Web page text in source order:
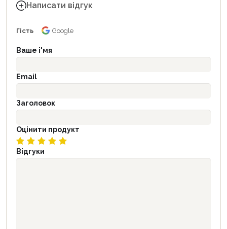
Написати відгук
Гість Google
Ваше і'мя
Email
Заголовок
Оцінити продукт
Відгуки